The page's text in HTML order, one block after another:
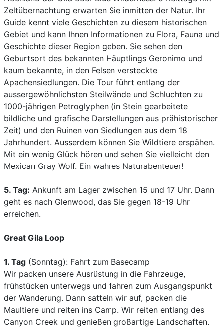
Zeltübernachtung erwarten Sie inmitten der Natur. Ihr
Guide kennt viele Geschichten zu diesem historischen
Gebiet und kann Ihnen Informationen zu Flora, Fauna und
Geschichte dieser Region geben. Sie sehen den
Geburtsort des bekannten Häuptlings Geronimo und
kaum bekannte, in den Felsen versteckte
Apachensiedlungen. Die Tour führt entlang der
aussergewöhnlichsten Steilwände und Schluchten zu
1000-jährigen Petroglyphen (in Stein gearbeitete
bildliche und grafische Darstellungen aus prähistorischer
Zeit) und den Ruinen von Siedlungen aus dem 18
Jahrhundert. Ausserdem können Sie Wildtiere erspähen.
Mit ein wenig Glück hören und sehen Sie vielleicht den
Mexican Gray Wolf. Ein wahres Naturabenteuer!
5. Tag: Ankunft am Lager zwischen 15 und 17 Uhr. Dann
geht es nach Glenwood, das Sie gegen 18-19 Uhr
erreichen.
Great Gila Loop
1. Tag (Sonntag): Fahrt zum Basecamp
Wir packen unsere Ausrüstung in die Fahrzeuge,
frühstücken unterwegs und fahren zum Ausgangspunkt
der Wanderung. Dann satteln wir auf, packen die
Maultiere und reiten ins Camp. Wir reiten entlang des
Canyon Creek und genießen großartige Landschaften.